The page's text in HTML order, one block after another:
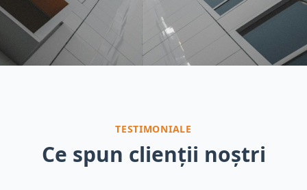
TESTIMONIALE
Ce spun clienții noștri